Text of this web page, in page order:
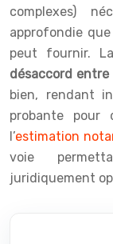
complexes)
approfondie
peut fournir.
désaccord
bien, rendant
probante pour
l’estimation
voie
juridiquement